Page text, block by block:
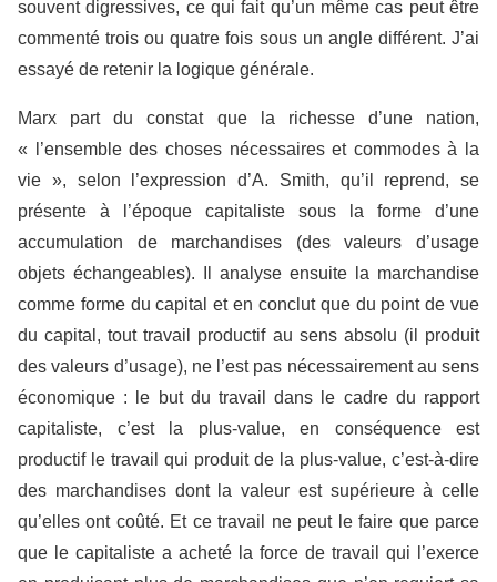
souvent digressives, ce qui fait qu’un même cas peut être
commenté trois ou quatre fois sous un angle différent. J’ai
essayé de retenir la logique générale.
Marx part du constat que la richesse d’une nation,
« l’ensemble des choses nécessaires et commodes à la
vie », selon l’expression d’A. Smith, qu’il reprend, se
présente à l’époque capitaliste sous la forme d’une
accumulation de marchandises (des valeurs d’usage
objets échangeables). Il analyse ensuite la marchandise
comme forme du capital et en conclut que du point de vue
du capital, tout travail productif au sens absolu (il produit
des valeurs d’usage), ne l’est pas nécessairement au sens
économique : le but du travail dans le cadre du rapport
capitaliste, c’est la plus-value, en conséquence est
productif le travail qui produit de la plus-value, c’est-à-dire
des marchandises dont la valeur est supérieure à celle
qu’elles ont coûté. Et ce travail ne peut le faire que parce
que le capitaliste a acheté la force de travail qui l’exerce